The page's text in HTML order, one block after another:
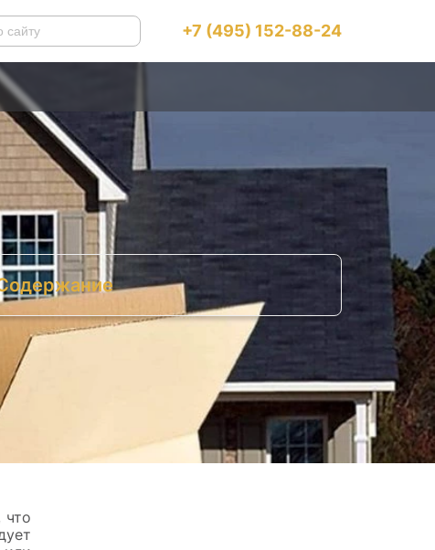
+7 (495) 152-88-24
Местные особенности покупки дома или
квартиры в Израиле
Порядок действий при покупке жилья
что